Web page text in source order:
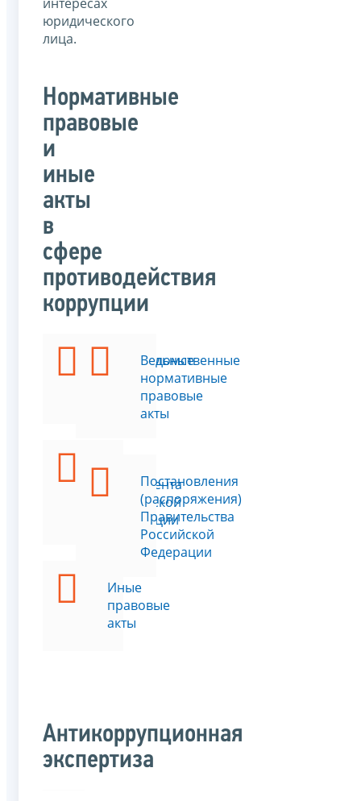
юридического
лица.
Нормативные
правовые
и
иные
акты
в
сфере
противодействия
коррупции
Федеральные
законы
Указы
Президента
Российской
Федерации
Иные
правовые
акты
Ведомственные
нормативные
правовые
акты
Постановления
(распоряжения)
Правительства
Российской
Федерации
Антикоррупционная
экспертиза